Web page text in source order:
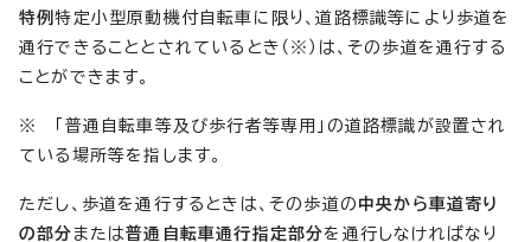
特例特定小型原動機付自転車に限り、道路標識等により歩道を
通行できることとされているとき（※）は、その歩道を通行する
ことができます。
※ 「普通自転車等及び歩行者等専用」の道路標識が設置され
ている場所等を指します。
ただし、歩道を通行するときは、その歩道の 中央から車道寄り
の部分 または普通自転車通行指定部分を通行しなければなり